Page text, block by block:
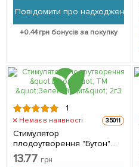
Повідомити про надходження
+0.44грн бонусів за покупку
1
Немає в наявності 35011
Стимулятор
плодоутворення "Бутон"
ТМ "Зелений Щит" 2г
13.77 грн